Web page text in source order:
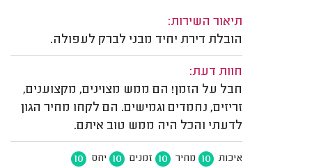
תיאור השירות:
הובלת דירת יחיד מבני לברק לעפולה.
חוות דעת:
חבל על הזמן! הם ממש מצוינים, מקצוענים,
זריזים, נחמדים וגמישים. הם לקחו מחיר הגון
לדעתי והכל היה ממש טוב איתם.
איכות 10 מחיר 10 זמנים 10 יחס 10